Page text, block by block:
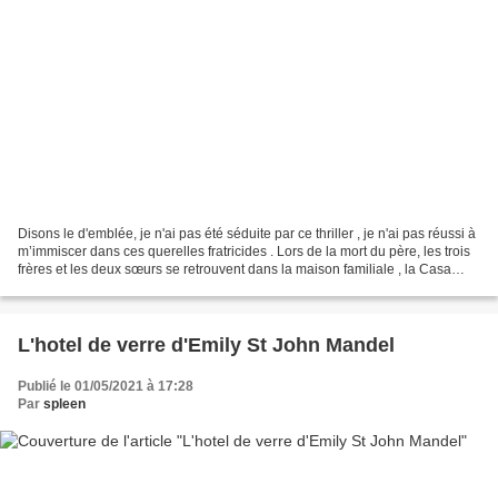
Disons le d'emblée, je n'ai pas été séduite par ce thriller , je n'ai pas réussi à
m’immiscer dans ces querelles fratricides . Lors de la mort du père, les trois
frères et les deux sœurs se retrouvent dans la maison familiale , la Casa
L'hotel de verre d'Emily St John Mandel
Publié le 01/05/2021 à 17:28
Par spleen